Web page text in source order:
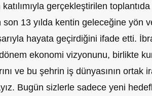
gerçekleştirilen
son 13 yılda kentin geleceğine yön
hayata geçirdiğini ifade etti.
dönem ekonomi vizyonunu, birlikte
ve bu şehrin iş dünyasının ortak
Bugün sizlerle sadece yeni